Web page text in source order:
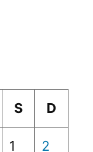
S D
1 2